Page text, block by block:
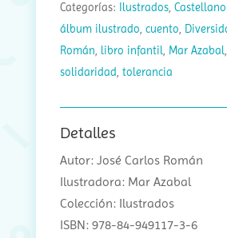
Categorías: Ilustrados, Castellano
álbum ilustrado cuento
Román
libro infantil, Mar Azabal,
solidaridad tolerancia
Detalles
Autor: José Carlos Román
Ilustradora: Mar Azabal
Colección: Ilustrados
ISBN: 978-84-949117-3-6